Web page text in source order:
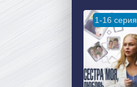
1-16 серия